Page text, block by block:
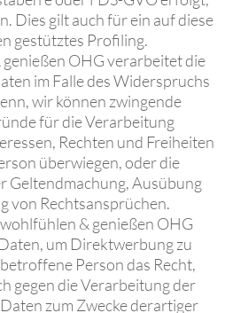
Dies gilt auch für ein auf diese
gestütztes Profiling.
OHG verarbeitet die
im Falle des Widerspruchs
wir können zwingende
für die Verarbeitung
Rechten und Freiheiten
überwiegen, oder die
Geltendmachung, Ausübung
von Rechtsansprüchen.
& genießen OHG
um Direktwerbung zu
Person das Recht,
gegen die Verarbeitung der
zum Zwecke derartiger